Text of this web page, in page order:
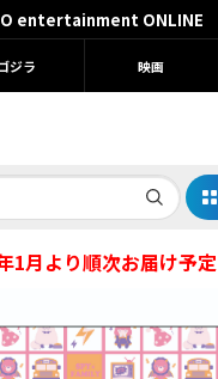
entertainment ONLINE
ジラ 映画
1月より順次お届け予定